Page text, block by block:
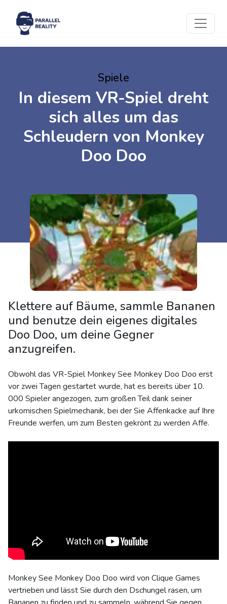
Spiele
In diesem VR-Spiel dreht
sich alles um das
Schleudern von Monkey
Doo Doo
Klettere auf Bäume, sammle Bananen
und benutze dein eigenes digitales
Doo Doo, um deine Gegner
anzugreifen.
Obwohl das VR-Spiel Monkey See Monkey Doo Doo erst
vor zwei Tagen gestartet wurde, hat es bereits über 10.
000 Spieler angezogen, zum großen Teil dank seiner
urkomischen Spielmechanik, bei der Sie Affenkacke auf Ihre
Freunde werfen, um zum Besten gekrönt zu werden Affe.
Monkey See Monkey Doo Doo wird von Clique Games
vertrieben und lässt Sie durch den Dschungel rasen, um